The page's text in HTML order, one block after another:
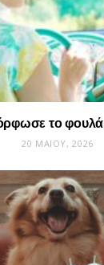
το
20 ΜΑΪ́ΟΥ, 2026